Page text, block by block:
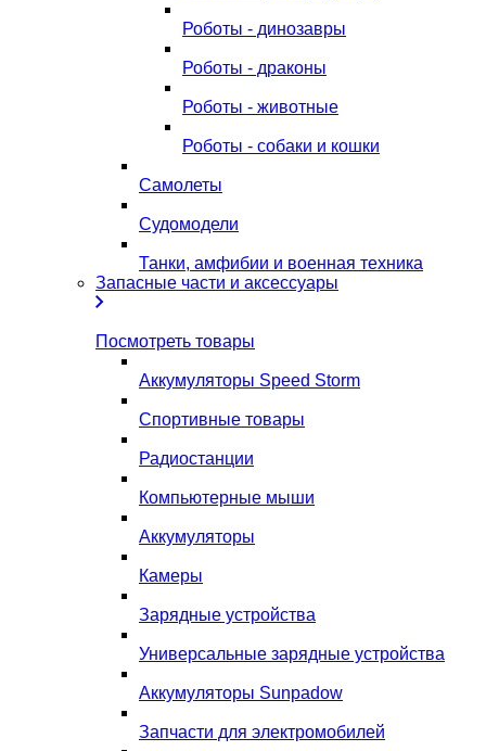
Роботы - динозавры
Роботы - драконы
Роботы - животные
Роботы - собаки и кошки
Самолеты
Судомодели
Танки, амфибии и военная техника
Запасные части и аксессуары
Посмотреть товары
Аккумуляторы Speed Storm
Спортивные товары
Радиостанции
Компьютерные мыши
Аккумуляторы
Камеры
Зарядные устройства
Универсальные зарядные устройства
Аккумуляторы Sunpadow
Запчасти для электромобилей